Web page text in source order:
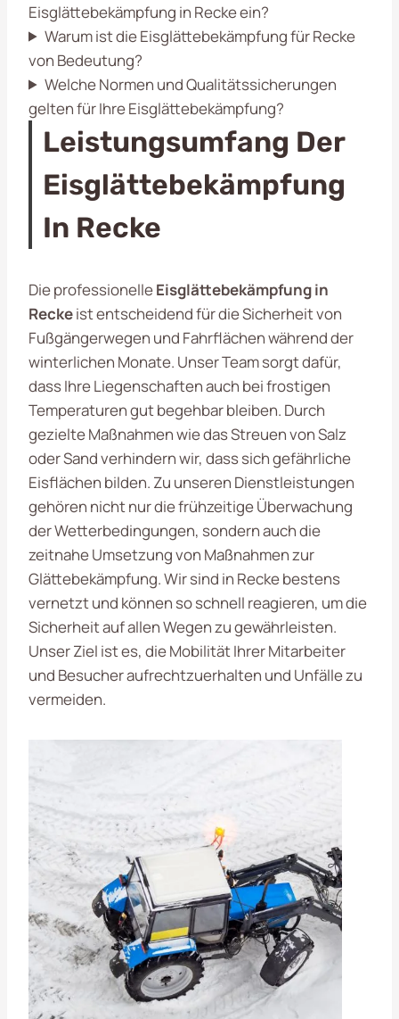
Eisglättebekämpfung in Recke ein?
Warum ist die Eisglättebekämpfung für Recke
von Bedeutung?
Welche Normen und Qualitätssicherungen
gelten für Ihre Eisglättebekämpfung?
Leistungsumfang Der
Eisglättebekämpfung
In Recke
Die professionelleEisglättebekämpfung in
Reckeist entscheidend für die Sicherheit von
Fußgängerwegen und Fahrflächen während der
winterlichen Monate. Unser Team sorgt dafür,
dass Ihre Liegenschaften auch bei frostigen
Temperaturen gut begehbar bleiben. Durch
gezielte Maßnahmen wie das Streuen von Salz
oder Sand verhindern wir, dass sich gefährliche
Eisflächen bilden. Zu unseren Dienstleistungen
gehören nicht nur die frühzeitige Überwachung
der Wetterbedingungen, sondern auch die
zeitnahe Umsetzung von Maßnahmen zur
Glättebekämpfung. Wir sind in Recke bestens
vernetzt und können so schnell reagieren, um die
Sicherheit auf allen Wegen zu gewährleisten.
Unser Ziel ist es, die Mobilität Ihrer Mitarbeiter
und Besucher aufrechtzuerhalten und Unfälle zu
vermeiden.